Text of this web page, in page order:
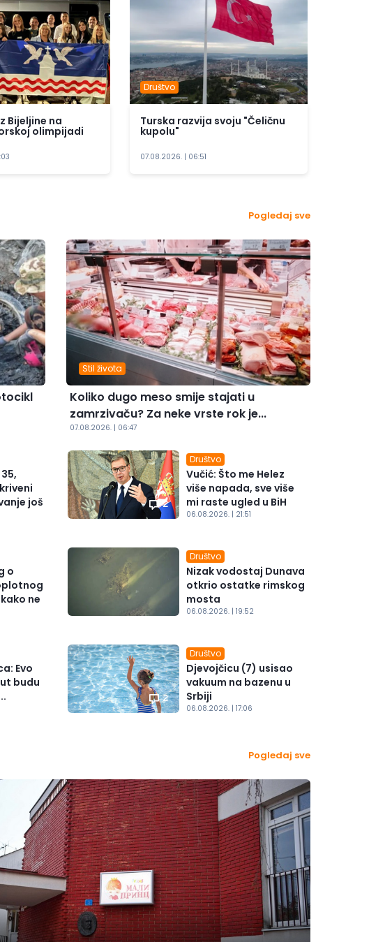
Bijeljine na
olimpijadi
Društvo
Turska razvija svoju "Čeličnu
kupolu"
07.08.2026. | 06:51
Pogledaj sve
Stil života
Koliko dugo meso smije stajati u
zamrzivaču? Za neke vrste rok je...
07.08.2026. | 06:47
35,
još
2
Društvo
Vučić: Što me Helez
više napada, sve više
mi raste ugled u BiH
06.08.2026. | 21:51
o
ne
Društvo
Nizak vodostaj Dunava
otkrio ostatke rimskog
mosta
06.08.2026. | 19:52
Evo
budu
2
Društvo
Djevojčicu (7) usisao
vakuum na bazenu u
Srbiji
06.08.2026. | 17:06
Pogledaj sve